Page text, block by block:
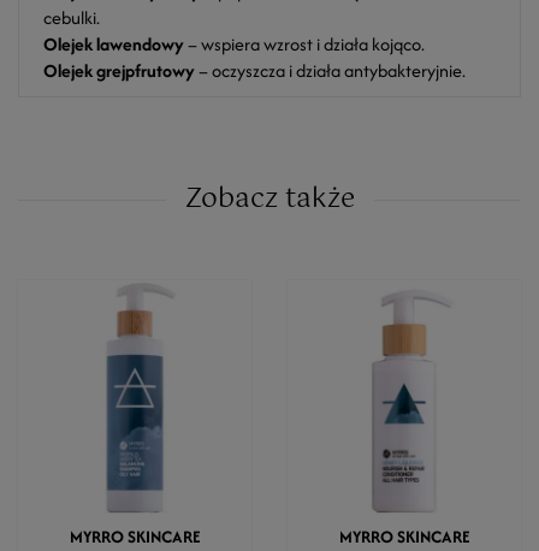
cebulki.
Olejek lawendowy– wspiera wzrost i działa kojąco.
Olejek grejpfrutowy– oczyszcza i działa antybakteryjnie.
Zobacz także
MYRRO SKINCARE
MYRRO SKINCARE